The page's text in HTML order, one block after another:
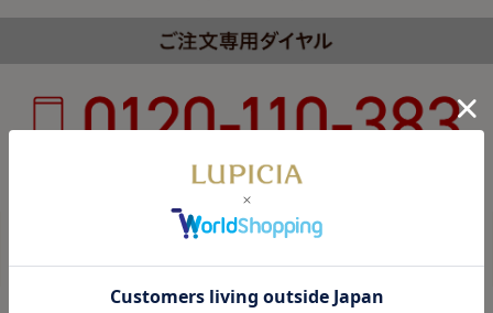
カスタマーハラスメントについて